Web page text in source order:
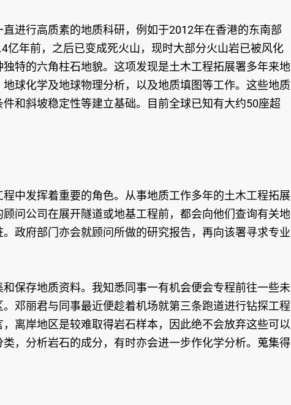
进行高质素的地质科研，例如于2012年在香港的东南部
年前，之后已变成死火山，现时大部分火山岩已被风化
特的六角柱石地貌。这项发现是土木工程拓展署多年来地
球化学及地球物理分析，以及地质填图等工作。这些地质
和斜坡稳定性等建立基础。目前全球已知有大约50座超
中发挥着重要的角色。从事地质工作多年的土木工程拓展
问公司在展开隧道或地基工程前，都会向他们查询有关地
政府部门亦会就顾问所做的研究报告，再向该署寻求专业
保存地质资料。我知悉同事一有机会便会专程前往一些未
邓丽君与同事最近便趁着机场就第三条跑道进行钻探工程
离岸地区是较难取得岩石样本，因此绝不会放弃这些可以
，分析岩石的成分，有时亦会进一步作化学分析。蒐集得